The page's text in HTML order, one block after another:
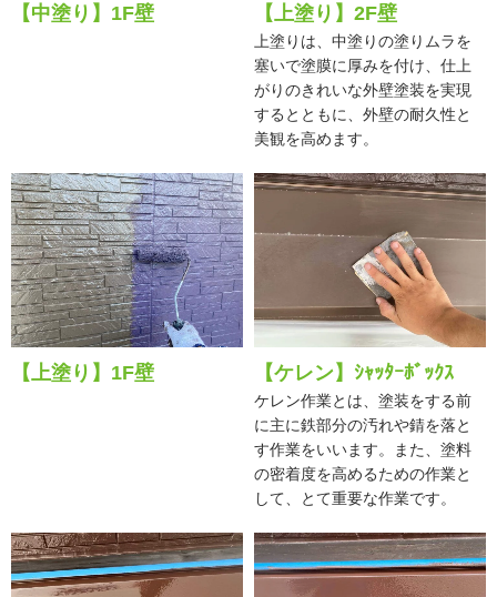
【中塗り】1F壁 【上塗り】2F壁
上塗りは、中塗りの塗りムラを
塞いで塗膜に厚みを付け、仕上
がりのきれいな外壁塗装を実現
するとともに、外壁の耐久性と
美観を高めます。
【上塗り】1F壁 【ケレン】ｼｬｯﾀｰﾎﾞｯｸｽ
ケレン作業とは、塗装をする前
に主に鉄部分の汚れや錆を落と
す作業をいいます。また、塗料
の密着度を高めるための作業と
して、とて重要な作業です。